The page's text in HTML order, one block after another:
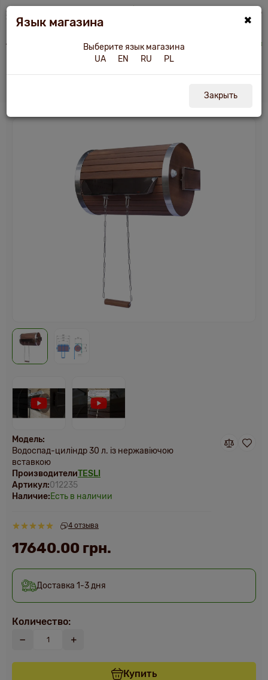
Водопад-цилиндр Tesli 30 л. из термодерева и нержавеющей
×
Язык магазина
Выберите язык магазина
UA
EN RU PL
Закрыть
Модель:
Водоспад-циліндр 30 л. із нержавіючою
вставкою
ПроизводителиTESLI
Артикул:012235
Наличие:Есть в наличии
Доставка 1-3 дня
4 отзыва
17640.00 грн.
Количество:
Купить